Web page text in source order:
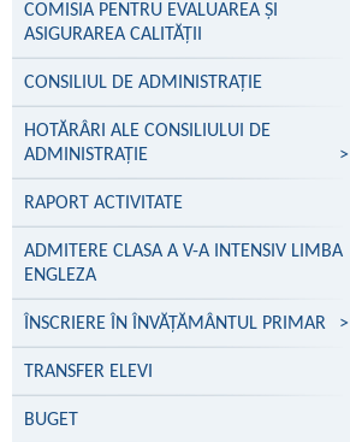
COMISIA PENTRU EVALUAREA ȘI
ASIGURAREA CALITĂȚII
CONSILIUL DE ADMINISTRAȚIE
HOTĂRÂRI ALE CONSILIULUI DE
ADMINISTRAȚIE
>
RAPORT ACTIVITATE
ADMITERE CLASA A V-A INTENSIV LIMBA
ENGLEZA
ÎNSCRIERE ÎN ÎNVĂŢĂMÂNTUL PRIMAR >
TRANSFER ELEVI
BUGET